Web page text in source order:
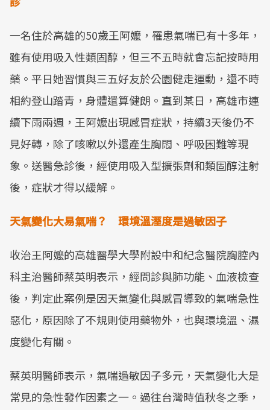
一名住於高雄的50歲王阿嬤，罹患氣喘已有十多年，
雖有使用吸入性類固醇，但三不五時就會忘記按時用
藥。平日她習慣與三五好友於公園健走運動，還不時
相約登山踏青，身體還算健朗。直到某日，高雄市連
續下雨兩週，王阿嬤出現感冒症狀，持續3天後仍不
見好轉，除了咳嗽以外還產生胸悶、呼吸困難等現
象。送醫急診後，經使用吸入型擴張劑和類固醇注射
後，症狀才得以緩解。
天氣變化大易氣喘？ 環境溫溼度是過敏因子
收治王阿嬤的高雄醫學大學附設中和紀念醫院胸腔內
科主治醫師蔡英明表示，經問診與肺功能、血液檢查
後，判定此案例是因天氣變化與感冒導致的氣喘急性
惡化，原因除了不規則使用藥物外，也與環境溫、濕
度變化有關。
蔡英明醫師表示，氣喘過敏因子多元，天氣變化大是
常見的急性發作因素之一。過往台灣時值秋冬之季，